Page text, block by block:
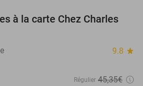
41%
à la carte Chez Charles
9.8 star
Régulier 45,35€